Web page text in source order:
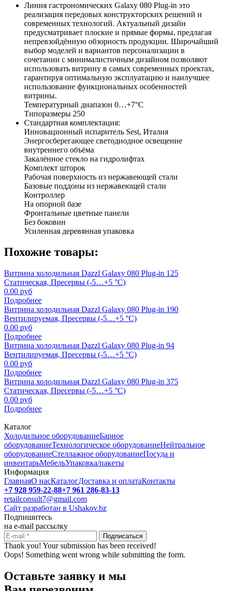
Линия гастрономических Galaxy 080 Plug-in это
реализация передовых конструкторских решений и
современных технологий. Актуальный дизайн
предусматривает плоские и прямые формы, предлагая
непревзойдённую обзорность продукции. Широчайший
выбор моделей и вариантов персонализации в
сочетании с минималистичным дизайном позволяют
использовать витрину в самых современных проектах,
гарантируя оптимальную эксплуатацию и наилучшее
использование функциональных особенностей
витрины.
Температурный диапазон 0…+7°C
Типоразмеры 250
Стандартная комплектация:
Инновационный испаритель Sest, Италия
Энергосберегающее светодиодное освещение
внутреннего объёма
Закалённое стекло на гидролифтах
Комплект шторок
Рабочая поверхность из нержавеющей стали
Базовые поддоны из нержавеющей стали
Контроллер
На опорной базе
Фронтальные цветные панели
Без боковин
Усиленная деревянная упаковка
Похожие товары:
Витрина холодильная Dazzl Galaxy 080 Plug-in 125
Cтатическая, Пресервы (-5…+5 °С)
0.00 руб
Подробнее
Витрина холодильная Dazzl Galaxy 080 Plug-in 190
Вентилируемая, Пресервы (-5…+5 °С)
0.00 руб
Подробнее
Витрина холодильная Dazzl Galaxy 080 Plug-in 94
Вентилируемая, Пресервы (-5…+5 °С)
0.00 руб
Подробнее
Витрина холодильная Dazzl Galaxy 080 Plug-in 375
Cтатическая, Пресервы (-5…+5 °С)
0.00 руб
Подробнее
Каталог
Холодильное оборудованиеБарное
оборудованиеТехнологическое оборудованиеНейтральное
оборудованиеСтеллажное оборудованиеПосуда и
инвентарьМебельУпаковка/пакеты
Информация
ГлавнаяО насКаталогДоставка и оплатаКонтакты
+7 928 959-22-88+7 961 286-83-13
retailconsult7@gmail.com
Сайт разработан в Ushakov.bz
Подпишитесь
на e-mail рассылку
Thank you! Your submission has been received!
Oops! Something went wrong while submitting the form.
Оставьте заявку и мы